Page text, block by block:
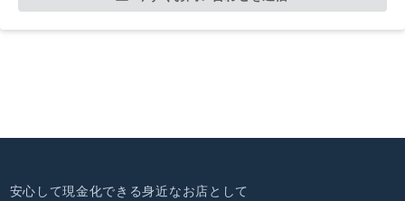
安心して現金化できる身近なお店として